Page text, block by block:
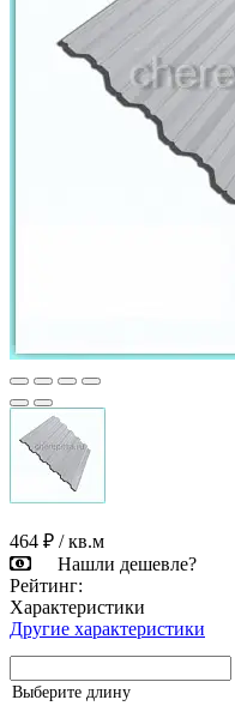
464 ₽ / кв.м
Нашли дешевле?
Рейтинг:
Характеристики
Другие характеристики
Выберите длину